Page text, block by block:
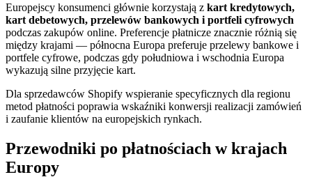
Europejscy konsumenci głównie korzystają z kart kredytowych,
kart debetowych, przelewów bankowych i portfeli cyfrowych
podczas zakupów online. Preferencje płatnicze znacznie różnią się
między krajami — północna Europa preferuje przelewy bankowe i
portfele cyfrowe, podczas gdy południowa i wschodnia Europa
wykazują silne przyjęcie kart.
Dla sprzedawców Shopify wspieranie specyficznych dla regionu
metod płatności poprawia wskaźniki konwersji realizacji zamówień
i zaufanie klientów na europejskich rynkach.
Przewodniki po płatnościach w krajach
Europy